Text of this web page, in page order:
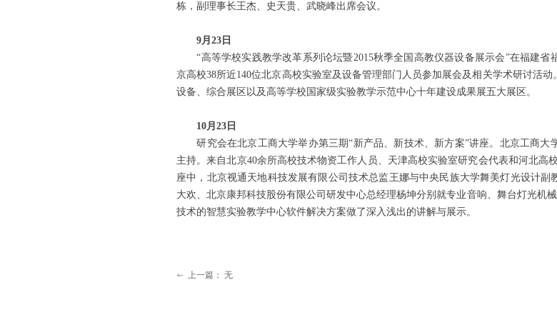
栋，副理事长王杰、史天贵、武晓峰出席会议。
9月23日
“高等学校实践教学改革系列论坛暨2015秋季全国高教仪器设备展示会”在福建省
京高校38所近140位北京高校实验室及设备管理部门人员参加展会及相关学术研讨活
设备、综合展区以及高等学校国家级实验教学示范中心十年建设成果展五大展区。
10月23日
研究会在北京工商大学举办第三期“新产品、新技术、新方案”讲座。北京工商大
主持。来自北京40余所高校技术物资工作人员、天津高校实验室研究会代表和河北高
座中，北京视通天地科技发展有限公司技术总监王娜与中央民族大学舞美灯光设计
大欢、北京康邦科技股份有限公司研发中心总经理杨坤分别就专业音响、舞台灯光机
技术的智慧实验教学中心软件解决方案做了深入浅出的讲解与展示。
ꂃ 上一篇： 无